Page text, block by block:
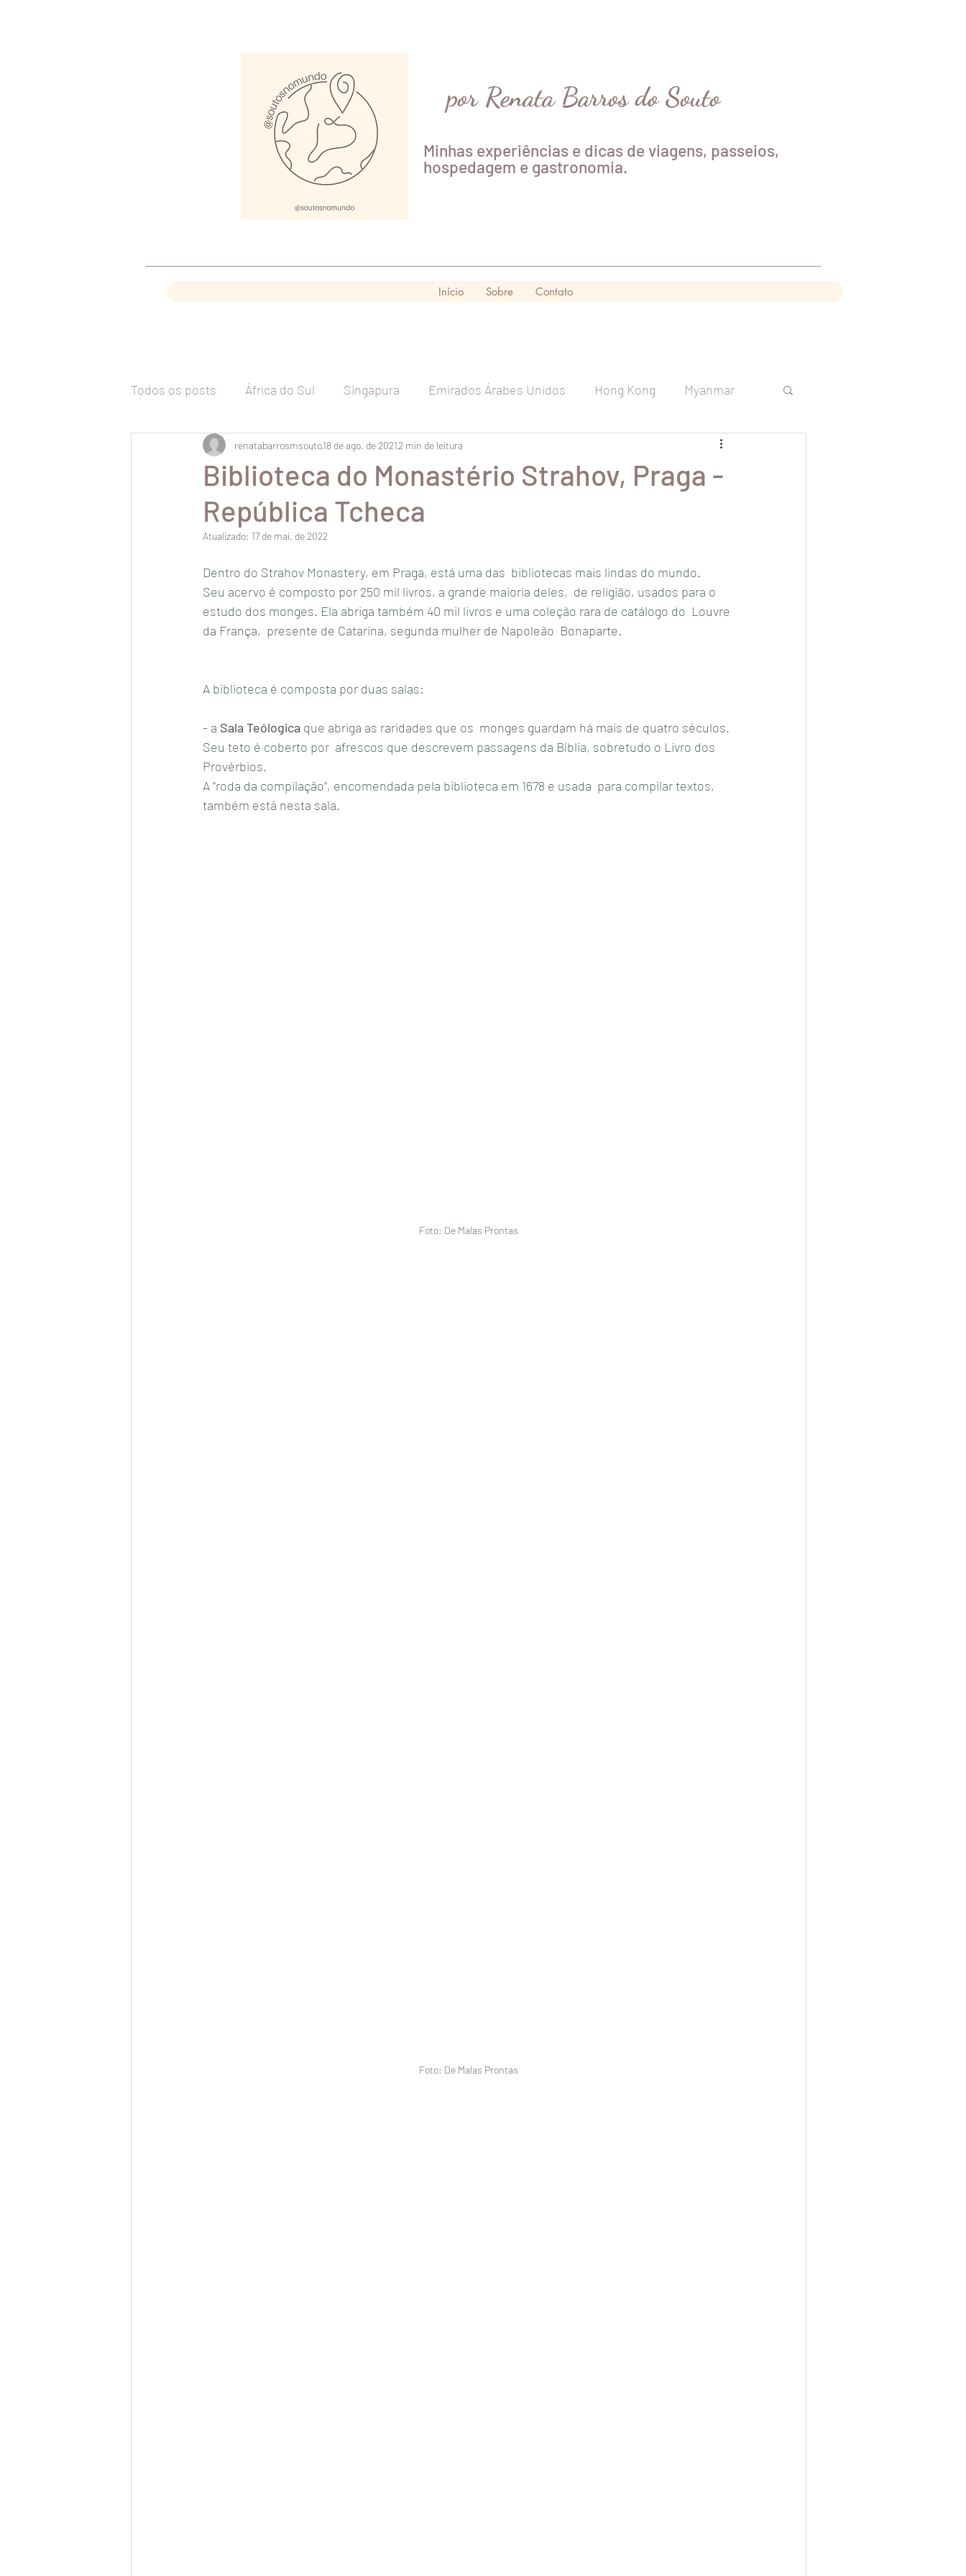
por Renata Barros do Souto
Minhas experiências e dicas de viagens, passeios,
hospedagem e gastronomia.
Início Sobre Contato
Todos os posts África do Sul Singapura Emirados Árabes Unidos Hong Kong Myanmar
Tailândia Malásia Vietnã Indonésia Índia Sri Lanka
Camboja Coréia do Sul Japão Austrália
Chile
Biblioteca do Monastério Strahov, Praga -
República Tcheca
renatabarrosmsouto18 de ago. de 20212 min de leitura
Atualizado: 17 de mai. de 2022
Dentro do Strahov Monastery, em Praga, está uma das  bibliotecas mais lindas do mundo.
Seu acervo é composto por 250 mil livros, a grande maioria deles,  de religião, usados para o
estudo dos monges. Ela abriga também 40 mil livros e uma coleção rara de catálogo do  Louvre
da França,  presente de Catarina, segunda mulher de Napoleão  Bonaparte.
A biblioteca é composta por duas salas:
- a Sala Teólogica que abriga as raridades que os  monges guardam há mais de quatro séculos.
Seu teto é coberto por  afrescos que descrevem passagens da Bíblia, sobretudo o Livro dos
Provérbios.
A “roda da compilação”, encomendada pela biblioteca em 1678 e usada  para compilar textos,
também está nesta sala.
Foto: De Malas Prontas
Foto: De Malas Prontas